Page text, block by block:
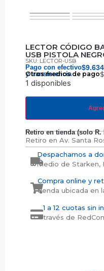
LECTOR CÓDIGO
USB PISTOLA
SKU: LECTOR-USB
Pago con efectivo
y transferencia
$9.634
Otros medios de pago$
1 disponibles
Retiro en tienda (solo R.
Retiro en Av. Santa
Despachamos a
medio de Starken,
Compra online y
tienda ubicada en
1 a 12 cuotas sin
través de